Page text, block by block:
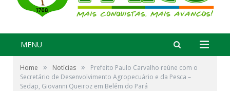
MENU
Home » Notícias »
Prefeito Paulo Carvalho reúne com o
Secretário de Desenvolvimento Agropecuário e da Pesca –
Sedap, Giovanni Queiroz em Belém do Pará